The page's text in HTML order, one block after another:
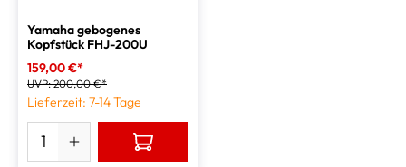
Yamaha gebogenes
Kopfstück FHJ-200U
159,00 €*
UVP:200,00 €*
Lieferzeit: 7-14 Tage